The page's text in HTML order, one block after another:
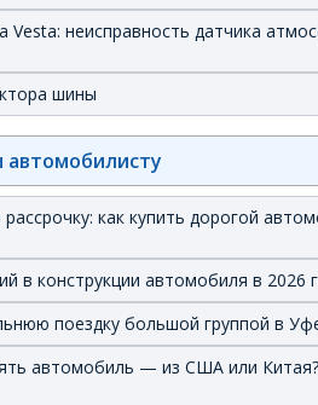
Vesta: неисправность датчика
шины
автомобилисту
как купить дорогой
в конструкции автомобиля в 2026
поездку большой группой в
автомобиль — из США или